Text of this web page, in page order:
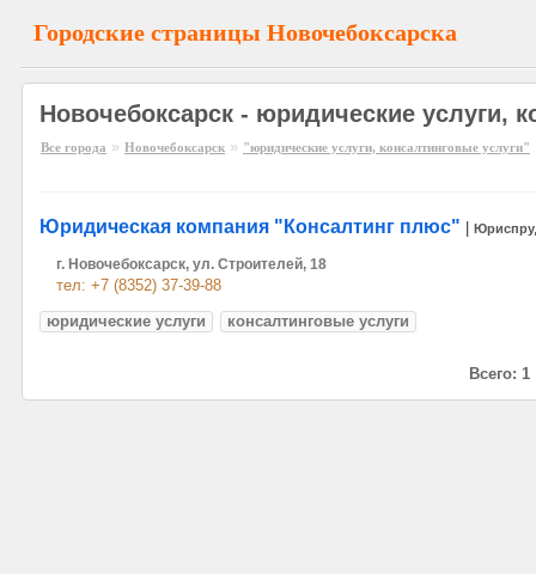
Городские страницы Новочебоксарска
Новочебоксарск - юридические услуги,
Все города » Новочебоксарск » "юридические услуги, консалтинговые услуги"
Юридическая компания "Консалтинг плюс"
г. Новочебоксарск, ул. Строителей, 18
тел: +7 (8352) 37-39-88
юридические услуги
консалтинговые услуги
Всего: 1